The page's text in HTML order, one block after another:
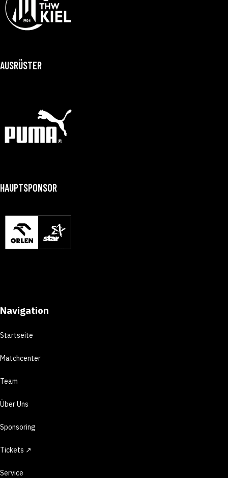
AUSRÜSTER
HAUPTSPONSOR
Navigation
Startseite
Matchcenter
Team
Über Uns
Sponsoring
Tickets ↗
Service